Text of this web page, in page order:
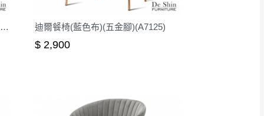
丹尼爾餐椅(布)(實木)(洗白色)(MI-728) 迪爾餐椅(藍色布)(五金腳)(A7125)
$ 2,900